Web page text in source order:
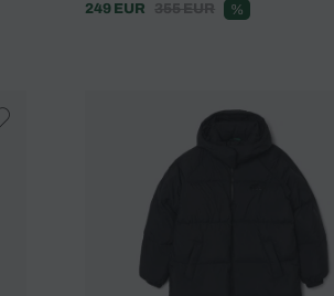
249 EUR
355 EUR %